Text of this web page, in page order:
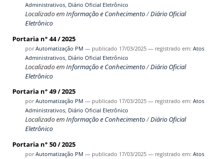
Administrativos, Diário Oficial Eletrônico
Localizado emInformação e Conhecimento/Diário Oficial
Eletrônico
Portaria n° 44 / 2025
porAutomatização PM — publicado 17/03/2025 — registrado em: Atos
Administrativos, Diário Oficial Eletrônico
Localizado emInformação e Conhecimento/Diário Oficial
Eletrônico
Portaria n° 49 / 2025
porAutomatização PM — publicado 17/03/2025 — registrado em: Atos
Administrativos, Diário Oficial Eletrônico
Localizado emInformação e Conhecimento/Diário Oficial
Eletrônico
Portaria n° 50 / 2025
porAutomatização PM — publicado 17/03/2025 — registrado em: Atos